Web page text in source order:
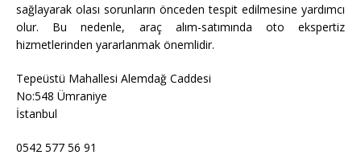
sağlayarak olası sorunların önceden tespit edilmesine yardımcı
olur. Bu nedenle, araç alım-satımında oto ekspertiz
hizmetlerinden yararlanmak önemlidir.
Tepeüstü Mahallesi Alemdağ Caddesi
No:548 Ümraniye
İstanbul
0542 577 56 91